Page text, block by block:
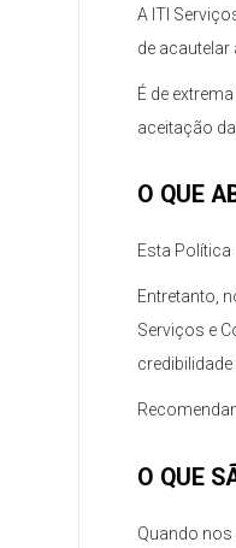
A ITI
de
É de
aceitação
O QUE
Esta
Entretanto,
Serviços e
O QUE
Quando